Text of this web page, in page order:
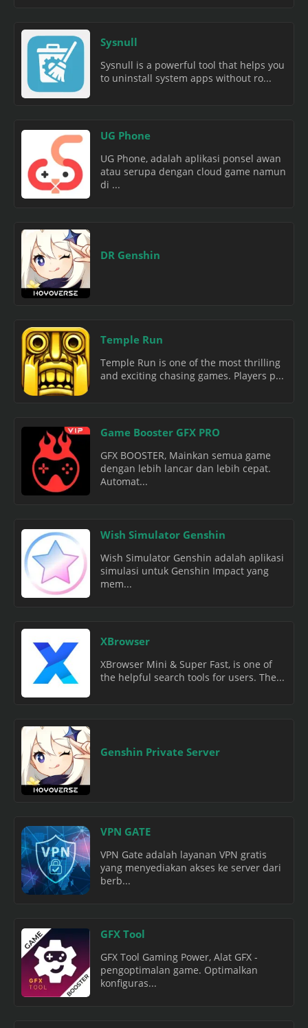
Sysnull
Sysnull is a powerful tool that helps you
to uninstall system apps without ro...
UG Phone
UG Phone, adalah aplikasi ponsel awan
atau serupa dengan cloud game namun
di ...
DR Genshin
Temple Run
Temple Run is one of the most thrilling
and exciting chasing games. Players p...
Game Booster GFX PRO
GFX BOOSTER, Mainkan semua game
dengan lebih lancar dan lebih cepat.
Automat...
Wish Simulator Genshin
Wish Simulator Genshin adalah aplikasi
simulasi untuk Genshin Impact yang
mem...
XBrowser
XBrowser Mini & Super Fast, is one of
the helpful search tools for users. The...
Genshin Private Server
VPN GATE
VPN Gate adalah layanan VPN gratis
yang menyediakan akses ke server dari
berb...
GFX Tool
GFX Tool Gaming Power, Alat GFX -
pengoptimalan game. Optimalkan
konfiguras...